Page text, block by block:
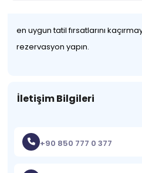
en uygun tatil fırsatlarını
rezervasyon yapın.
İletişim Bilgileri
+90 850 777 0 377